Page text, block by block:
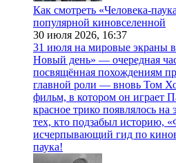
Как смотреть «Человека-
популярной киновселенной
30 июля 2026, 16:37
31 июля на мировые экраны
Новый день» — очередная
посвящённая похождениям
главной роли — вновь Том
фильм, в котором он играет
красное трико появлялось
тех, кто подзабыл историю,
исчерпывающий гид по
паука!